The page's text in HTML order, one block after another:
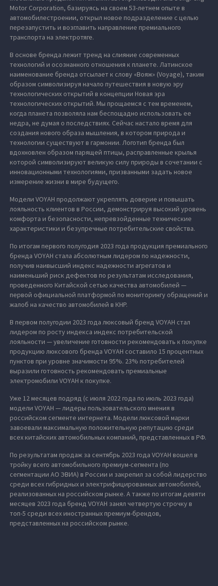
Motor Corporation, базируясь на своем 53-летнем опыте в
автомобилестроении, открыл новое подразделение с целью
перезапустить и возглавить направление премиального
транспорта на электротяге.
В основе бренда лежит тренд на слияние современных
технологий и осознанного отношения к планете. Латинское
наименование бренда отсылает к слову «Вояж» (Voyage), таким
образом символизируя начало путешествия в новую эру
технологических открытий в концепции Новая эра
технологических открытий. Мы прощаемся с тем временем,
когда планета позволяла нам беспощадно использовать ее
недра, не думая о последствиях. Сейчас настало время для
создания нового образа мышления, в котором природа и
технологии существуют в гармонии. Логотип бренда был
вдохновлен образом парящей птицы, расправленные крылья
которой символизируют великую силу природы в сочетании с
инновационными технологиями, призванными задать новое
измерение жизни в мире будущего.
Модели VOYAH продолжают укреплять доверие и повышать
лояльность клиентов в России, демонстрируя высокий уровень
комфорта и безопасности, непревзойденные технические
характеристики и безупречные потребительские свойства.
По итогам первого полугодия 2023 года продукция премиального
бренда VOYAH стала абсолютным лидером по надежности,
получив наивысший индекс надежности агрегатов и
наименьший риск дефектов по результатам исследования,
проведенного Китайской сетью качества автомобилей —
первой официальной платформой по мониторингу обращений и
жалоб на качество автомобилей в КНР.
В первом полугодии 2023 года люксовый бренд VOYAH стал
лидером по росту индекса индекс потребительской
лояльности — увеличение готовности рекомендовать к покупке
продукцию люксового бренда VOYAH составило 15 процентных
пунктов при уровне значимости 95%. 23% потребителей
выразили готовность рекомендовать премиальные
электромобили VOYAH к покупке.
Уже 12 месяцев подряд (с июля 2022 года по июль 2023 года)
модели VOYAH — лидеры пользовательского мнения в
российском сегменте интернета. Модели люксовой марки
завоевали максимальную положительную репутацию среди
всех китайских автомобильных компаний, представленных в РФ.
По результатам продаж за сентябрь 2023 года VOYAH вошел в
тройку всего автомобильного премиум-сегмента (по
сегментации АО ЭВИА) в России и закрепил за собой лидерство
среди всех гибридных и электрифицированных автомобилей,
реализованных на российском рынке. А также по итогам девяти
месяцев 2023 года бренд VOYAH занял четвертую строчку в
топ-5 среди всех иностранных премиум-брендов,
представленных на российском рынке.